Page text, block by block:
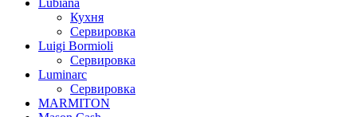
Lubiana
Кухня
Сервировка
Luigi Bormioli
Сервировка
Luminarc
Сервировка
MARMITON